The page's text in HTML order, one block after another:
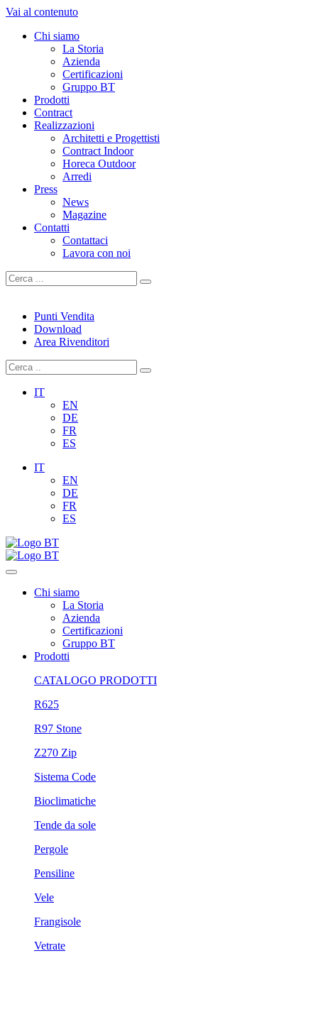
Vai al contenuto
Chi siamo
La Storia
Azienda
Certificazioni
Gruppo BT
Prodotti
Contract
Realizzazioni
Architetti e Progettisti
Contract Indoor
Horeca Outdoor
Arredi
Press
News
Magazine
Contatti
Contattaci
Lavora con noi
Punti Vendita
Download
Area Rivenditori
IT
EN
DE
FR
ES
IT
EN
DE
FR
ES
Chi siamo
La Storia
Azienda
Certificazioni
Gruppo BT
Prodotti
CATALOGO PRODOTTI
R625
R97 Stone
Z270 Zip
Sistema Code
Bioclimatiche
Tende da sole
Pergole
Pensiline
Vele
Frangisole
Vetrate